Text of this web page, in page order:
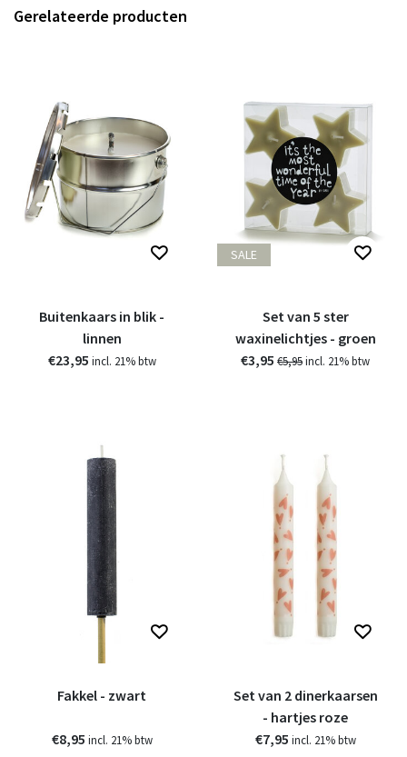
Gerelateerde producten
Buitenkaars in blik -
linnen
€23,95 incl. 21% btw
SALE
Set van 5 ster
waxinelichtjes - groen
€3,95 €5,95incl. 21% btw
Fakkel - zwart
€8,95 incl. 21% btw
Set van 2 dinerkaarsen
- hartjes roze
€7,95 incl. 21% btw